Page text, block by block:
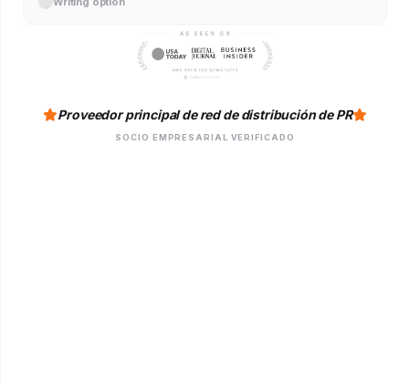
Proveedor principal de red de distribución de PR
SOCIO EMPRESARIAL VERIFICADO